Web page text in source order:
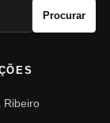
Procurar
Ribeiro